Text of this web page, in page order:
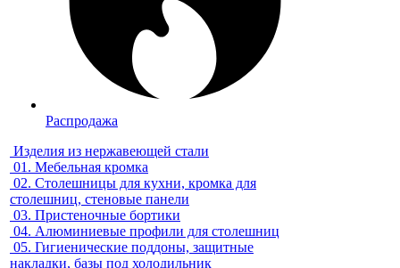
Распродажа
Изделия из нержавеющей стали
01. Мебельная кромка
02. Столешницы для кухни, кромка для
столешниц, стеновые панели
03. Пристеночные бортики
04. Алюминиевые профили для столешниц
05. Гигиенические поддоны, защитные
накладки, базы под холодильник